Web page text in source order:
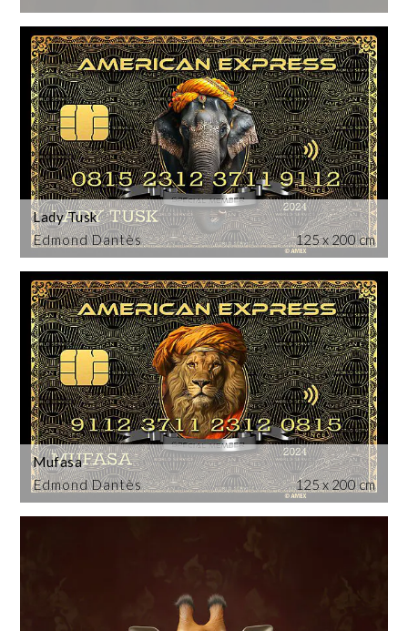
Edmond Dantès
Lady Tusk
125 x 200 cm
Edmond Dantès
Mufasa
125 x 200 cm